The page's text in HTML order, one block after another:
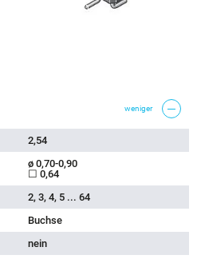
weniger
2,54
ø 0,70-0,90
☐ 0,64
2, 3, 4, 5 ... 64
Buchse
nein